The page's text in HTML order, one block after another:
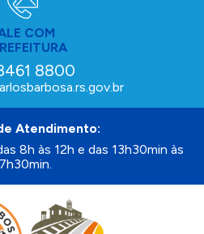
COM
8800
Atendimento:
8h às 12h e das 13h30min às